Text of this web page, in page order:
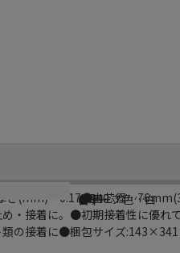
(mm)…0.17●内芯径
接着に。●初期接着性に優れ
類の接着に●梱包サイズ
J0540
●テープ色…白
日本